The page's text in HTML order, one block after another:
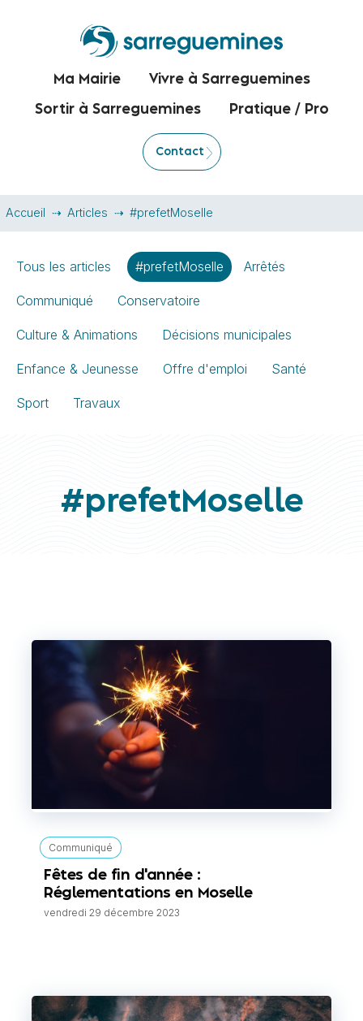
Ma Mairie Vivre à Sarreguemines
Sortir à Sarreguemines Pratique / Pro
Contact
Accueil Articles #prefetMoselle
Tous les articles #prefetMoselle Arrêtés
Communiqué Conservatoire
Culture & Animations Décisions municipales
Enfance & Jeunesse Offre d'emploi Santé
Sport Travaux
#prefetMoselle
Communiqué
Fêtes de fin d'année :
Réglementations en Moselle
vendredi 29 décembre 2023